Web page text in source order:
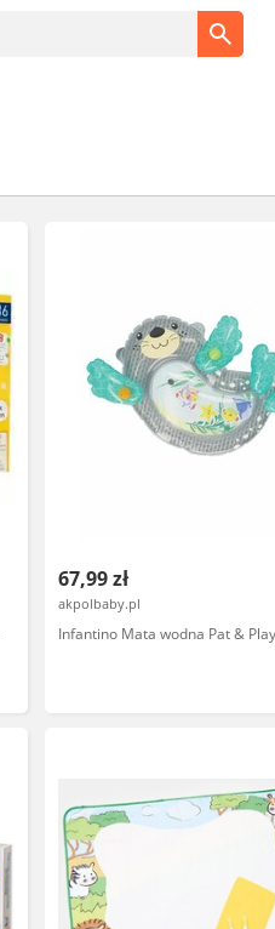
67,99 zł
akpolbaby.pl
Infantino Mata wodna Pat &